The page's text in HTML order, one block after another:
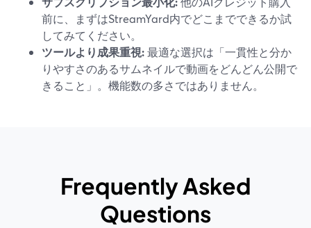
前に、まずはStreamYard内でどこまでできるか試
してみてください。
ツールより成果重視:最適な選択は「一貫性と分か
りやすさのあるサムネイルで動画をどんどん公開で
きること」。機能数の多さではありません。
Frequently Asked
Questions